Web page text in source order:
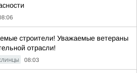
строители! Уважаемые ветераны
отрасли!
08:03